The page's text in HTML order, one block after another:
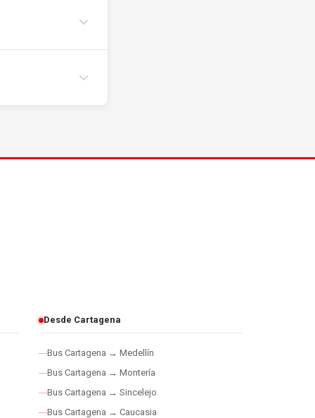
Desde Cartagena
Bus Cartagena → Medellín
Bus Cartagena → Montería
Bus Cartagena → Sincelejo
Bus Cartagena → Caucasia